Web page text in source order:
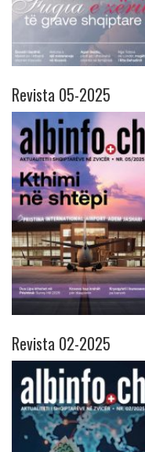
Revista 05-2025
Revista 02-2025